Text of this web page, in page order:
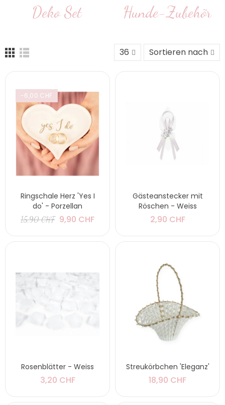
Deko Set Hunde-Zubehör
36 Sortieren nach
-6,00 CHF
Ringschale Herz 'Yes I
do' - Porzellan
15,90 CHF 9,90 CHF
Gästeanstecker mit
Röschen - Weiss
2,90 CHF
Rosenblätter - Weiss
3,20 CHF
Streukörbchen 'Eleganz'
18,90 CHF